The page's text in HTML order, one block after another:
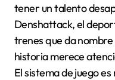
tener un talento
Denshattack, el
trenes que da nombre
historia merece
El sistema de juego